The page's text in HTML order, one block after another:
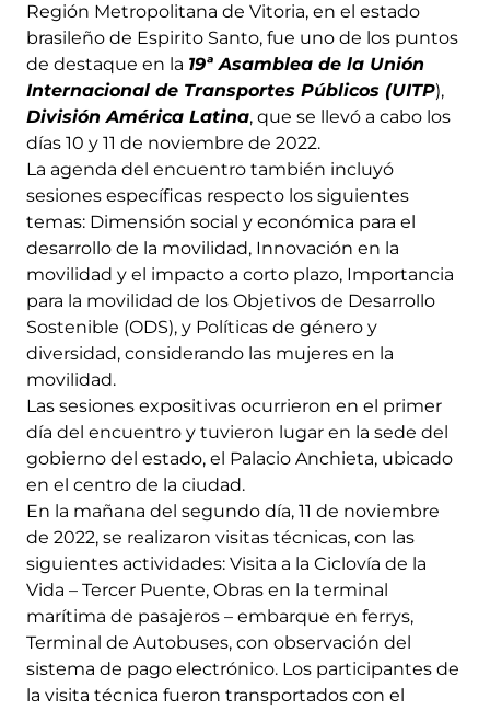
Región Metropolitana de Vitoria, en el estado
brasileño de Espirito Santo, fue uno de los puntos
de destaque en la 19ª Asamblea de la Unión
Internacional de Transportes Públicos (UITP),
División América Latina, que se llevó a cabo los
días 10 y 11 de noviembre de 2022.
La agenda del encuentro también incluyó
sesiones específicas respecto los siguientes
temas: Dimensión social y económica para el
desarrollo de la movilidad, Innovación en la
movilidad y el impacto a corto plazo, Importancia
para la movilidad de los Objetivos de Desarrollo
Sostenible (ODS), y Políticas de género y
diversidad, considerando las mujeres en la
movilidad.
Las sesiones expositivas ocurrieron en el primer
día del encuentro y tuvieron lugar en la sede del
gobierno del estado, el Palacio Anchieta, ubicado
en el centro de la ciudad.
En la mañana del segundo día, 11 de noviembre
de 2022, se realizaron visitas técnicas, con las
siguientes actividades: Visita a la Ciclovía de la
Vida – Tercer Puente, Obras en la terminal
marítima de pasajeros – embarque en ferrys,
Terminal de Autobuses, con observación del
sistema de pago electrónico. Los participantes de
la visita técnica fueron transportados con el